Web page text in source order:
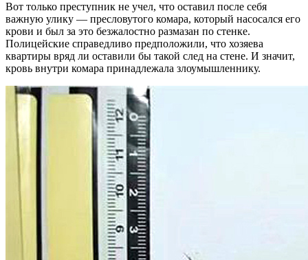
Вот только преступник не учел, что оставил после себя
важную улику — пресловутого комара, который насосался его
крови и был за это безжалостно размазан по стенке.
Полицейские справедливо предположили, что хозяева
квартиры вряд ли оставили бы такой след на стене. И значит,
кровь внутри комара принадлежала злоумышленнику.